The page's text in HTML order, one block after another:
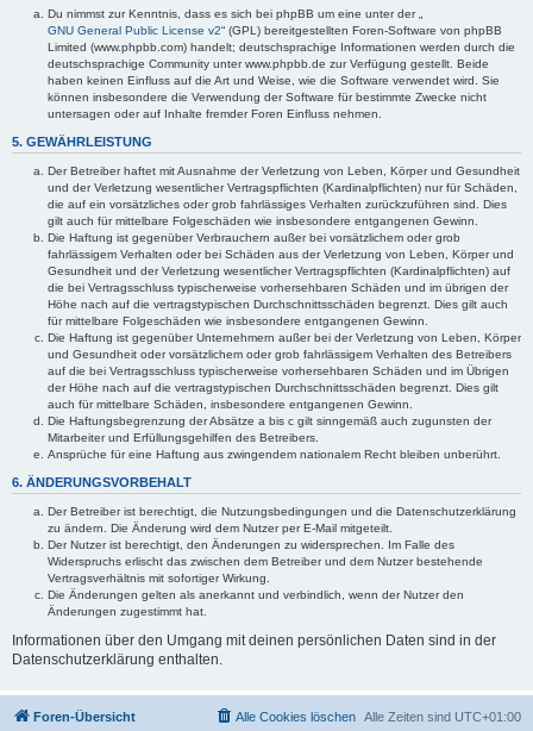
Du nimmst zur Kenntnis, dass es sich bei phpBB um eine unter der „
GNU General Public License v2“ (GPL) bereitgestellten Foren-Software von phpBB
Limited (www.phpbb.com) handelt; deutschsprachige Informationen werden durch die
deutschsprachige Community unter www.phpbb.de zur Verfügung gestellt. Beide
haben keinen Einfluss auf die Art und Weise, wie die Software verwendet wird. Sie
können insbesondere die Verwendung der Software für bestimmte Zwecke nicht
untersagen oder auf Inhalte fremder Foren Einfluss nehmen.
5. GEWÄHRLEISTUNG
Der Betreiber haftet mit Ausnahme der Verletzung von Leben, Körper und Gesundheit
und der Verletzung wesentlicher Vertragspflichten (Kardinalpflichten) nur für Schäden,
die auf ein vorsätzliches oder grob fahrlässiges Verhalten zurückzuführen sind. Dies
gilt auch für mittelbare Folgeschäden wie insbesondere entgangenen Gewinn.
Die Haftung ist gegenüber Verbrauchern außer bei vorsätzlichem oder grob
fahrlässigem Verhalten oder bei Schäden aus der Verletzung von Leben, Körper und
Gesundheit und der Verletzung wesentlicher Vertragspflichten (Kardinalpflichten) auf
die bei Vertragsschluss typischerweise vorhersehbaren Schäden und im übrigen der
Höhe nach auf die vertragstypischen Durchschnittsschäden begrenzt. Dies gilt auch
für mittelbare Folgeschäden wie insbesondere entgangenen Gewinn.
Die Haftung ist gegenüber Unternehmern außer bei der Verletzung von Leben, Körper
und Gesundheit oder vorsätzlichem oder grob fahrlässigem Verhalten des Betreibers
auf die bei Vertragsschluss typischerweise vorhersehbaren Schäden und im Übrigen
der Höhe nach auf die vertragstypischen Durchschnittsschäden begrenzt. Dies gilt
auch für mittelbare Schäden, insbesondere entgangenen Gewinn.
Die Haftungsbegrenzung der Absätze a bis c gilt sinngemäß auch zugunsten der
Mitarbeiter und Erfüllungsgehilfen des Betreibers.
Ansprüche für eine Haftung aus zwingendem nationalem Recht bleiben unberührt.
6. ÄNDERUNGSVORBEHALT
Der Betreiber ist berechtigt, die Nutzungsbedingungen und die Datenschutzerklärung
zu ändern. Die Änderung wird dem Nutzer per E-Mail mitgeteilt.
Der Nutzer ist berechtigt, den Änderungen zu widersprechen. Im Falle des
Widerspruchs erlischt das zwischen dem Betreiber und dem Nutzer bestehende
Vertragsverhältnis mit sofortiger Wirkung.
Die Änderungen gelten als anerkannt und verbindlich, wenn der Nutzer den
Änderungen zugestimmt hat.
Informationen über den Umgang mit deinen persönlichen Daten sind in der
Datenschutzerklärung enthalten.
Foren-Übersicht Alle Zeiten sind UTC+01:00
Alle Cookies löschen